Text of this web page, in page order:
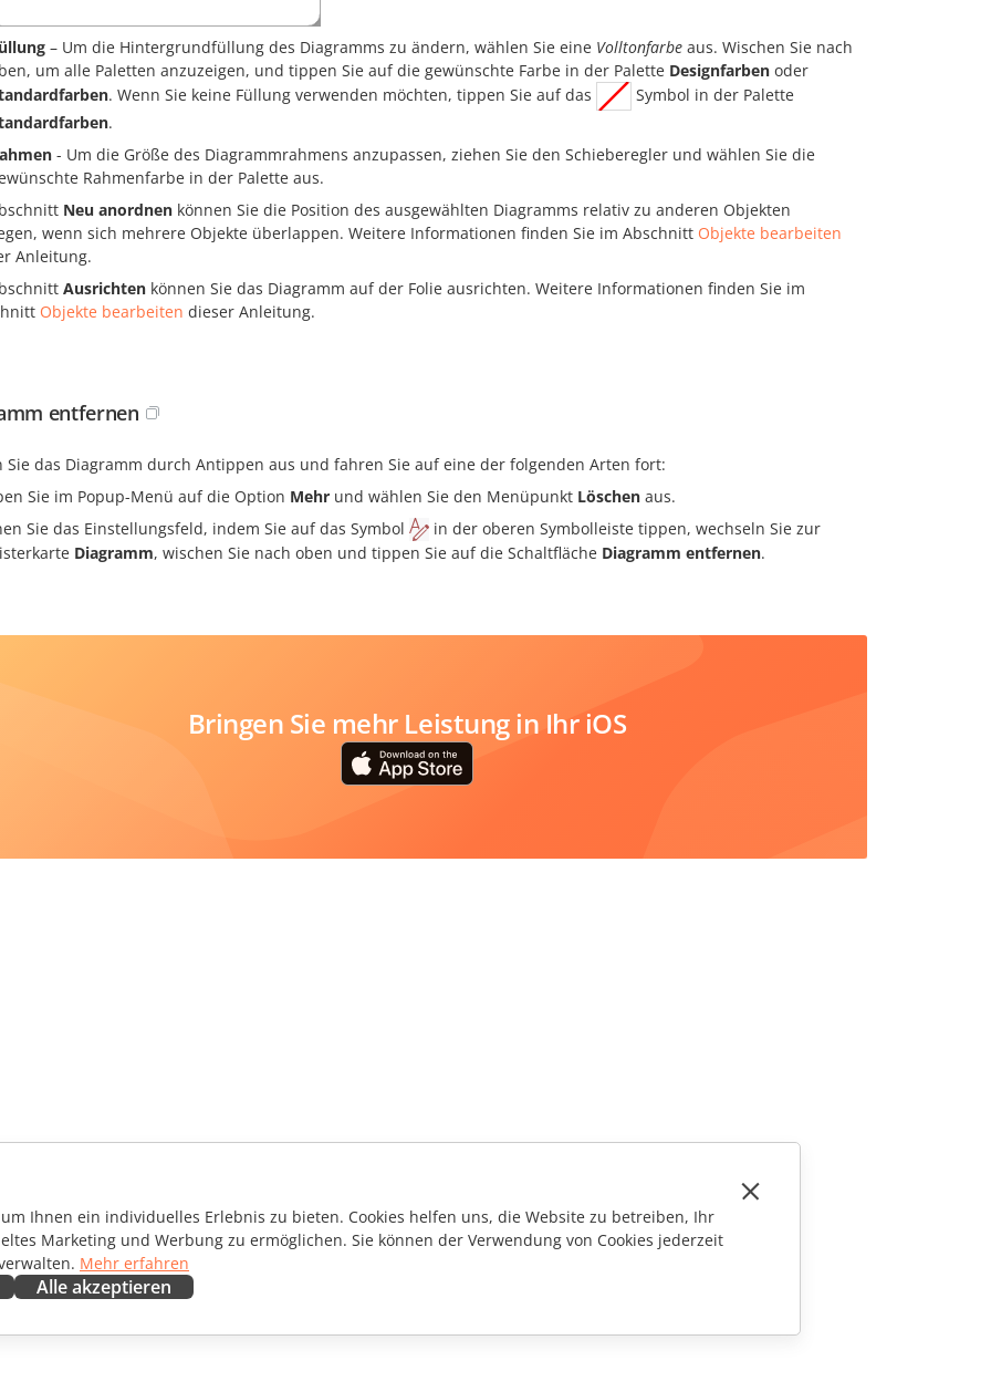
– Um die Hintergrundfüllung des Diagramms zu ändern, wählen Sie eine Volltonfarbe aus. Wischen Sie nach
um alle Paletten anzuzeigen, und tippen Sie auf die gewünschte Farbe in der Palette Designfarben oder
. Wenn Sie keine Füllung verwenden möchten, tippen Sie auf das
Symbol in der Palette
.
- Um die Größe des Diagrammrahmens anzupassen, ziehen Sie den Schieberegler und wählen Sie die
Rahmenfarbe in der Palette aus.
Neu anordnen können Sie die Position des ausgewählten Diagramms relativ zu anderen Objekten
wenn sich mehrere Objekte überlappen. Weitere Informationen finden Sie im Abschnitt Objekte bearbeiten
Anleitung.
Ausrichten können Sie das Diagramm auf der Folie ausrichten. Weitere Informationen finden Sie im
Objekte bearbeiten dieser Anleitung.
entfernen
Sie das Diagramm durch Antippen aus und fahren Sie auf eine der folgenden Arten fort:
Sie im Popup-Menü auf die Option Mehr und wählen Sie den Menüpunkt Löschen aus.
Sie das Einstellungsfeld, indem Sie auf das Symbol
in der oberen Symbolleiste tippen, wechseln Sie zur
Diagramm, wischen Sie nach oben und tippen Sie auf die Schaltfläche Diagramm entfernen.
Bringen Sie mehr Leistung in Ihr iOS
Ihnen ein individuelles Erlebnis zu bieten. Cookies helfen uns, die Website zu betreiben, Ihr
Marketing und Werbung zu ermöglichen. Sie können der Verwendung von Cookies jederzeit
Mehr erfahren
Alle akzeptieren